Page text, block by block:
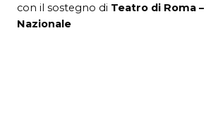
con il sostegno di Teatro di Roma
Nazionale